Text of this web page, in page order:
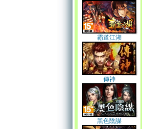
霸道江湖
傳神
黑色陰謀